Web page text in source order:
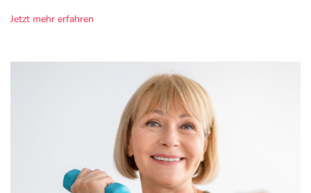
Jetzt mehr erfahren